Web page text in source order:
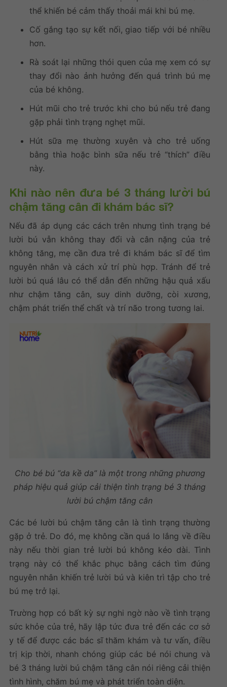
thể khiến bé cảm thấy thoải mái khi bú mẹ.
Cố gắng tạo sự kết nối, giao tiếp với bé nhiều
hơn.
Rà soát lại những thói quen của mẹ xem có sự
thay đổi nào ảnh hưởng đến quá trình bú mẹ
của bé không.
Hút mũi cho trẻ trước khi cho bú nếu trẻ đang
gặp phải tình trạng nghẹt mũi.
Hút sữa mẹ thường xuyên và cho trẻ uống
bằng thìa hoặc bình sữa nếu trẻ “thích” điều
này.
Khi nào nên đưa bé 3 tháng lười bú
chậm tăng cân đi khám bác sĩ?
Nếu đã áp dụng các cách trên nhưng tình trạng bé
lười bú vẫn không thay đổi và cân nặng của trẻ
không tăng, mẹ cần đưa trẻ đi khám bác sĩ để tìm
nguyên nhân và cách xử trí phù hợp. Tránh để trẻ
lười bú quá lâu có thể dẫn đến những hậu quả xấu
như chậm tăng cân, suy dinh dưỡng, còi xương,
chậm phát triển thể chất và trí não trong tương lai.
Cho bé bú “da kề da” là một trong những phương
pháp hiệu quả giúp cải thiện tình trạng bé 3 tháng
lười bú chậm tăng cân
Các bé lười bú chậm tăng cân là tình trạng thường
gặp ở trẻ. Do đó, mẹ không cần quá lo lắng về điều
này nếu thời gian trẻ lười bú không kéo dài. Tình
trạng này có thể khắc phục bằng cách tìm đúng
nguyên nhân khiến trẻ lười bú và kiên trì tập cho trẻ
bú mẹ trở lại.
Trường hợp có bất kỳ sự nghi ngờ nào về tình trạng
sức khỏe của trẻ, hãy lập tức đưa trẻ đến các cơ sở
y tế để được các bác sĩ thăm khám và tư vấn, điều
trị kịp thời, nhanh chóng giúp các bé nói chung và
bé 3 tháng lười bú chậm tăng cân nói riêng cải thiện
tình hình, chăm bú mẹ và phát triển toàn diện.